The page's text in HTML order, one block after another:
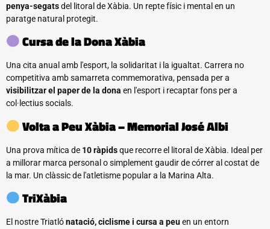
penya-segatsdel litoral de Xàbia. Un repte físic i mental en un
paratge natural protegit.
Cursa de la Dona Xàbia
Una cita anual amb l'esport, la solidaritat i la igualtat. Carrera no
competitiva amb samarreta commemorativa, pensada per a
visibilitzar el paper de la dona en l'esport i recaptar fons per a
col·lectius socials.
Volta a Peu Xàbia – Memorial José Albi
Una prova mítica de 10 ràpidsque recorre el litoral de Xàbia. Ideal per
a millorar marca personal o simplement gaudir de córrer al costat de
la mar. Un clàssic de l'atletisme popular a la Marina Alta.
TriXàbia
El nostre Triatlónatació, ciclisme i cursa a peuen un entorn